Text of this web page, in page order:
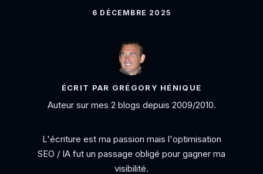
6 DÉCEMBRE 2025
ÉCRIT PAR GRÉGORY HÉNIQUE
Auteur sur mes 2 blogs depuis 2009/2010.
L'écriture est ma passion mais l'optimisation
SEO / IA fut un passage obligé pour gagner ma
visibilité.